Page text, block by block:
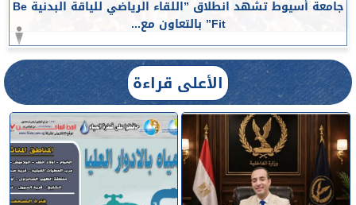
جامعة أسيوط تشهد انطلاق ”اللقاء الرياضي للياقة البدنية Be
Fit” بالتعاون مع...
الأعلى قراءة